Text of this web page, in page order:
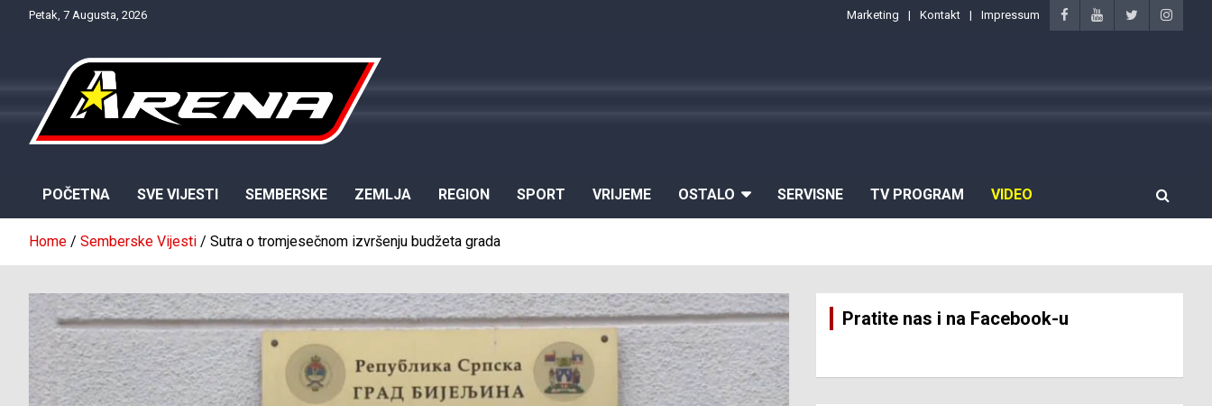
Petak, 7 Augusta, 2026 Marketing Kontakt Impressum
POČETNA SVE VIJESTI SEMBERSKE ZEMLJA REGION SPORT VRIJEME OSTALO SERVISNE TV PROGRAM VIDEO
Home Semberske Vijesti Sutra o tromjesečnom izvršenju budžeta grada
Pratite nas i na Facebook-u